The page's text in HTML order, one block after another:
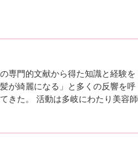
専門的文献から得た知識と経験を
が綺麗になる」と多くの反響を呼
きた。 活動は多岐にわたり美容師